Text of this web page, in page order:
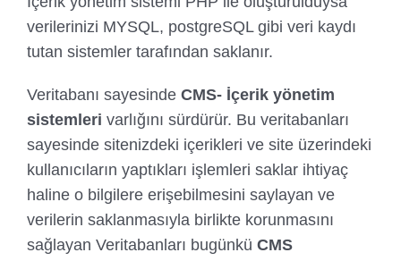
verilerinizi MYSQL, postgreSQL gibi veri kaydı
tutan sistemler tarafından saklanır.
Veritabanı sayesinde CMS- İçerik yönetim
sistemleri varlığını sürdürür. Bu veritabanları
sayesinde sitenizdeki içerikleri ve site üzerindeki
kullanıcıların yaptıkları işlemleri saklar ihtiyaç
haline o bilgilere erişebilmesini saylayan ve
verilerin saklanmasıyla birlikte korunmasını
sağlayan Veritabanları bugünkü CMS